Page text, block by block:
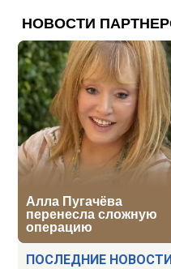
ПОСЛЕДНИЕ НОВОСТИ